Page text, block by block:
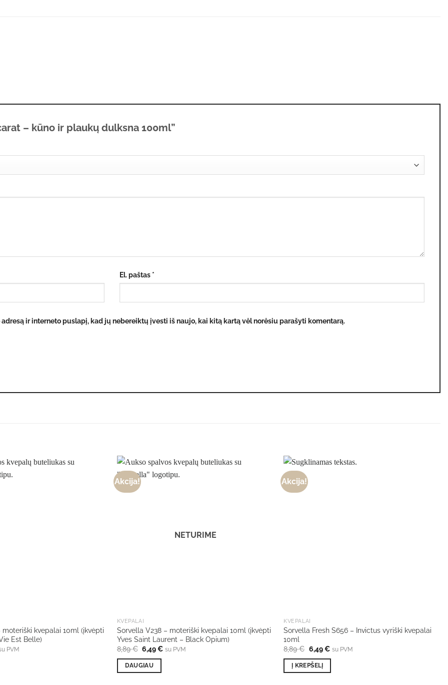
– kūno ir plaukų dulksna 100ml”
El. paštas *
ir interneto puslapį, kad jų nebereiktų įvesti iš naujo, kai kitą kartą vėl norėsiu parašyti komentarą.
moteriški kvepalai 10ml (įkvėpti
Est Belle)
PVM
Akcija!
NETURIME
KVEPALAI
Sorvella V238 – moteriški kvepalai 10ml (įkvėpti
Yves Saint Laurent – Black Opium)
8,89€ Original
price
was:
8,89 €.
6,49€Current
su PVM
DAUGIAU
Akcija!
KVEPALAI
Sorvella Fresh S656 – Invictus vyriški kvepalai
10ml
8,89€ Original
price
was:
8,89 €.
6,49€Current
is:
su PVM
Į KREPŠELĮ